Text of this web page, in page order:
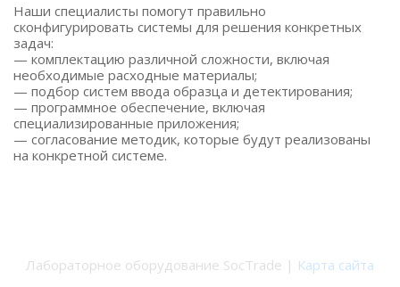
Наши специалисты помогут правильно
сконфигурировать системы для решения конкретных
задач:
— комплектацию различной сложности, включая
необходимые расходные материалы;
— подбор систем ввода образца и детектирования;
— программное обеспечение, включая
специализированные приложения;
— согласование методик, которые будут реализованы
на конкретной системе.
Лабораторное оборудование SocTrade | Карта сайта